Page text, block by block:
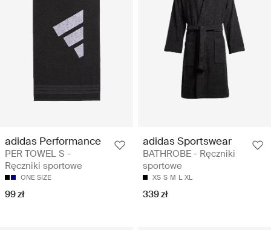
adidas Performance
PER TOWEL S -
Ręczniki sportowe
ONE SIZE
99 zł
adidas Sportswear
BATHROBE - Ręczniki
sportowe
XS S M L XL
339 zł